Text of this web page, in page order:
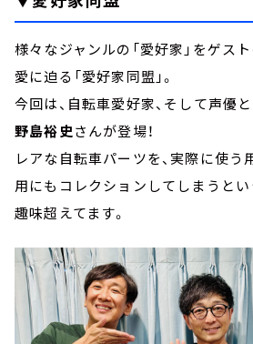
様々なジャンルの「愛好家」をゲス
愛に迫る「愛好家同盟」。
今回は、自転車愛好家、そして声優
野島裕史さんが登場！
レアな自転車パーツを、実際に使う
用にもコレクションしてしまうとい
趣味超えてます。